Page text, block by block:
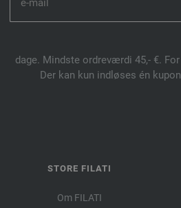
dage. Mindste ordreværdi 45,- €.
Der kan kun indløses én
STORE FILATI
Om FILATI